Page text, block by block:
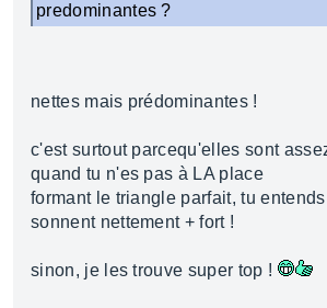
predominantes ?
nettes mais prédominantes !
c'est surtout parcequ'elles sont
quand tu n'es pas à LA place
formant le triangle parfait, tu
sonnent nettement + fort !
sinon, je les trouve super top !